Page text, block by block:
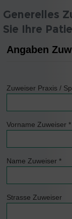
Generelles
Sie Ihre
Angaben
Zuweiser Praxis /
Vorname Zuweiser *
Name Zuweiser *
Strasse Zuweiser